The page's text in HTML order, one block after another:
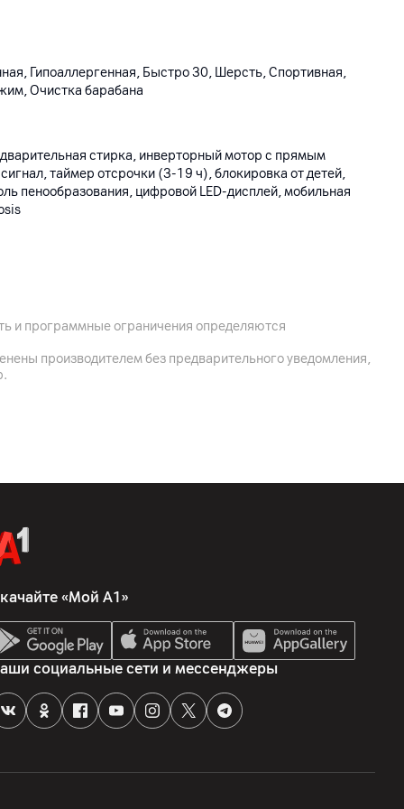
Гипоаллергенная, Быcтpо 30, Шерсть, Спортивная,
Очистка барабана
стирка, инверторный мотор с прямым
таймер отсрочки (3-19 ч), блокировка от детей,
пенообразования, цифровой LED-дисплей, мобильная
г. Минск, ул. Чернышевского, 10А, ком. 412А3
территория Минское шоссе, километр 86-й, дом 9
основное устройство
и программные ограничения определяются
производителем без предварительного уведомления,
«Мой А1»
социальные сети и мессенджеры